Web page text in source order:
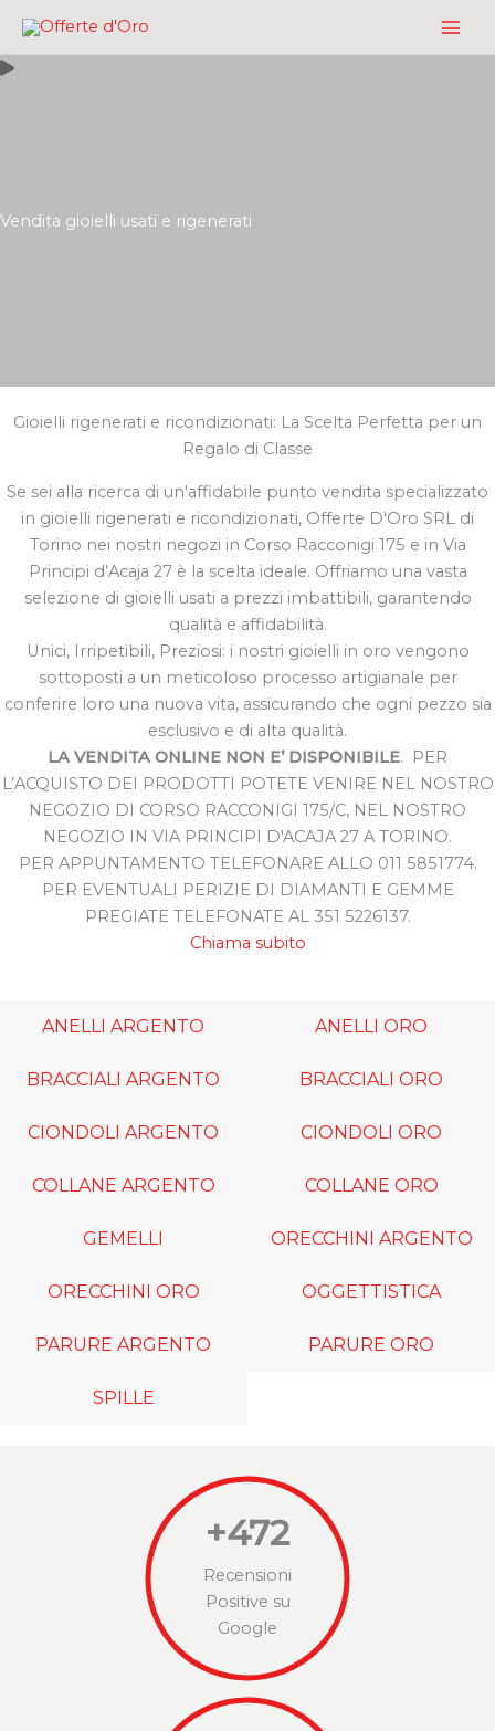
contenuto
Vendita gioielli usati e rigenerati
Gioielli rigenerati e ricondizionati: La Scelta Perfetta per un
Regalo di Classe
Se sei alla ricerca di un'affidabile punto vendita specializzato
in gioielli rigenerati e ricondizionati, Offerte D'Oro SRL di
Torino nei nostri negozi in Corso Racconigi 175 e in Via
Principi d’Acaja 27 è la scelta ideale. Offriamo una vasta
selezione di gioielli usati a prezzi imbattibili, garantendo
qualità e affidabilità.
Unici, Irripetibili, Preziosi: i nostri gioielli in oro vengono
sottoposti a un meticoloso processo artigianale per
conferire loro una nuova vita, assicurando che ogni pezzo sia
esclusivo e di alta qualità.
LA VENDITA ONLINE NON E’ DISPONIBILE. PER
L’ACQUISTO DEI PRODOTTI POTETE VENIRE NEL NOSTRO
NEGOZIO DI CORSO RACCONIGI 175/C, NEL NOSTRO
NEGOZIO IN VIA PRINCIPI D'ACAJA 27 A TORINO.
PER APPUNTAMENTO TELEFONARE ALLO 011 5851774.
PER EVENTUALI PERIZIE DI DIAMANTI E GEMME
PREGIATE TELEFONATE AL 351 5226137.
Chiama subito
ANELLI ARGENTO ANELLI ORO
BRACCIALI ARGENTO BRACCIALI ORO
CIONDOLI ARGENTO CIONDOLI ORO
COLLANE ARGENTO COLLANE ORO
GEMELLI ORECCHINI ARGENTO
ORECCHINI ORO OGGETTISTICA
PARURE ARGENTO PARURE ORO
SPILLE
+472
Recensioni
Positive su
Google